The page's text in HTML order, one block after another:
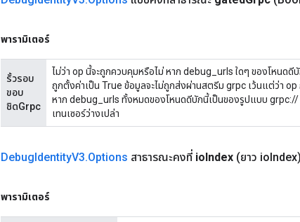
พารามิเตอร์
รั้วรอบ
ขอบ
ชิดGrpc
ไม่ว่า op นี้จะถูกควบคุมหรือไม่ หาก debug_urls ใดๆ ของโหนด
ถูกตั้งค่าเป็น True ข้อมูลจะไม่ถูกส่งผ่านสตรีม grpc เว้นแต่ว่า op
หาก debug_urls ทั้งหมดของโหนดดีบักนี้เป็นของรูปแบบ grpc://
เทนเซอร์ว่างเปล่า
DebugIdentityV3.Options สาธารณะคงที่ ioIndex (ยาว ioIndex)
พารามิเตอร์